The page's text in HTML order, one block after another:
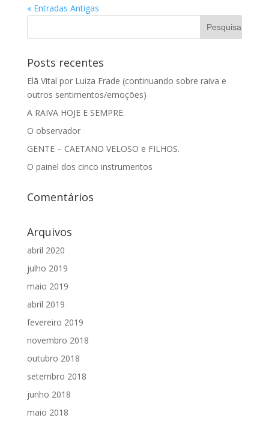
« Entradas Antigas
Posts recentes
Elã Vital por Luiza Frade (continuando sobre raiva e
outros sentimentos/emoções)
A RAIVA HOJE E SEMPRE.
O observador
GENTE – CAETANO VELOSO e FILHOS.
O painel dos cinco instrumentos
Comentários
Arquivos
abril 2020
julho 2019
maio 2019
abril 2019
fevereiro 2019
novembro 2018
outubro 2018
setembro 2018
junho 2018
maio 2018